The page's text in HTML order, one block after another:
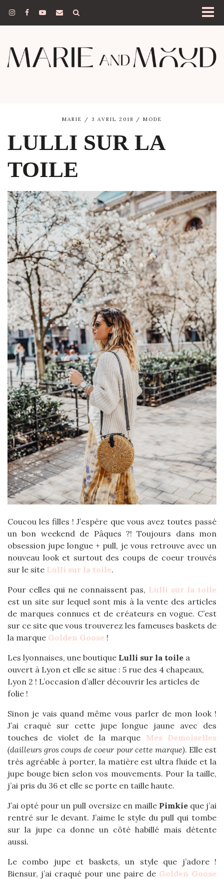
MARIE 3 AVRIL 2018 MODE
LULLI SUR LA
TOILE
Coucou les filles ! J’espère que vous avez toutes passé
un bon weekend de Pâques ?! Toujours dans mon
obsession jupe longue + pull, je vous retrouve avec un
nouveau look et surtout des coups de coeur trouvés
sur le site Lulli sur la toile.
Pour celles qui ne connaissent pas, Lulli sur la toile
est un site sur lequel sont mis à la vente des articles
de marques connues et de créateurs en vogue. C’est
sur ce site que vous trouverez les fameuses baskets de
la marque Golden Goose !
Les lyonnaises, une boutique Lulli sur la toile a
ouvert à Lyon et elle se situe : 5 rue des 4 chapeaux,
Lyon 2 ! L’occasion d’aller découvrir les articles de
folie !
Sinon je vais quand même vous parler de mon look !
J’ai craqué sur cette jupe longue jaune avec des
touches de violet de la marque Mes Demoiselles
(dailleurs gros coups de coeur pour cette marque). Elle est
très agréable à porter, la matière est ultra fluide et la
jupe bouge bien selon vos mouvements. Pour la taille,
j’ai pris du 36 et elle se porte en taille haute.
J’ai opté pour un pull oversize en maille Pimkieque j’ai
rentré sur le devant. J’aime le style du pull qui tombe
sur la jupe ca donne un côté habillé mais détente
aussi.
Le combo jupe et baskets, un style que j’adore !
Biensur, j’ai craqué pour une paire de Golden Goose